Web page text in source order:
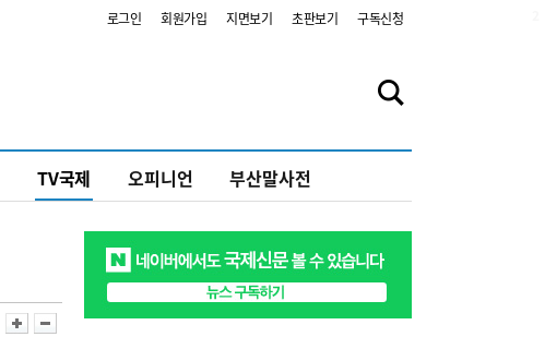
로그인 회원가입 지면보기 초판보기 구독신청
TV국제 오피니언 부산말사전